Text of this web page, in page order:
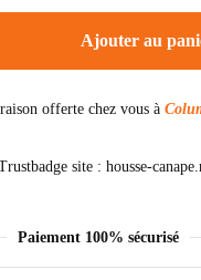
Ajouter au
offerte chez vous à
Paiement 100% sécurisé